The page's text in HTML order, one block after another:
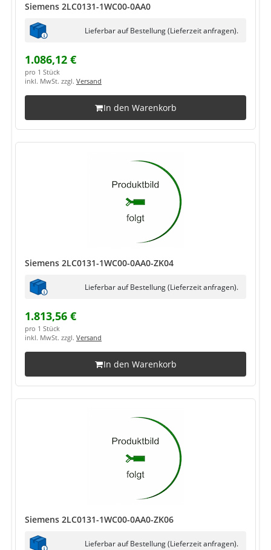
Siemens 2LC0131-1WC00-0AA0
Lieferbar auf Bestellung (Lieferzeit anfragen).
1.086,12 €
pro 1 Stück
inkl. MwSt. zzgl. Versand
In den Warenkorb
Siemens 2LC0131-1WC00-0AA0-ZK04
Lieferbar auf Bestellung (Lieferzeit anfragen).
1.813,56 €
pro 1 Stück
inkl. MwSt. zzgl. Versand
In den Warenkorb
Siemens 2LC0131-1WC00-0AA0-ZK06
Lieferbar auf Bestellung (Lieferzeit anfragen).